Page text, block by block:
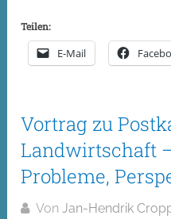
Teilen:
E-Mail
Vortrag zu
Landwirtschaft
Probleme,
VonJan-Hendrik